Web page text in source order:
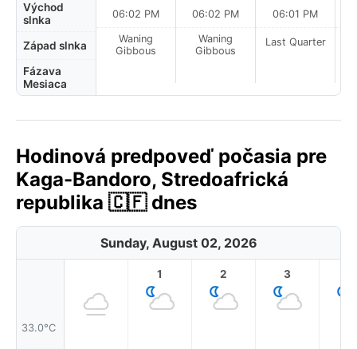
Východ
slnka
Západ slnka
Fázava
Mesiaca
06:02 PM
Waning
Gibbous
06:02 PM
Waning
Gibbous
06:01 PM
Last Quarter
Hodinová predpoveď počasia pre
Kaga-Bandoro, Stredoafrická
republika 🇨🇫 dnes
Sunday, August 02, 2026
33.0°C
1 2 3